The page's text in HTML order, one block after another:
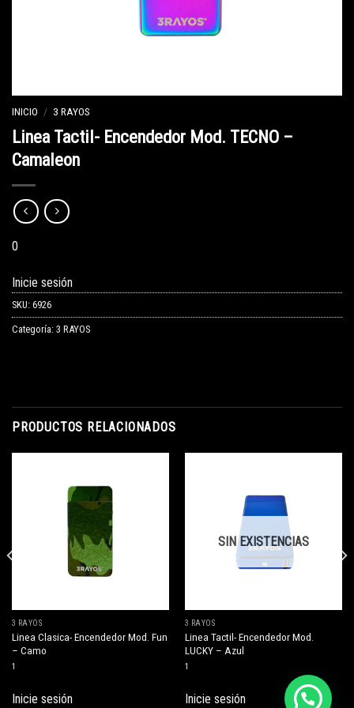
INICIO / 3 RAYOS
Linea Tactil- Encendedor Mod. TECNO –
Camaleon
0
Inicie sesión
SKU: 6926
Categoría: 3 RAYOS
PRODUCTOS RELACIONADOS
3 RAYOS
Linea Clasica- Encendedor Mod. Fun
– Camo
1
Inicie sesión
SIN EXISTENCIAS
3 RAYOS
Linea Tactil- Encendedor Mod.
LUCKY – Azul
1
Inicie sesión